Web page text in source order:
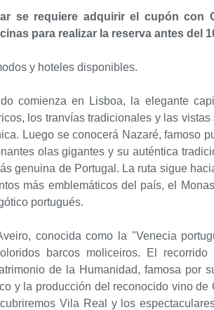
se requiere adquirir el cupón con
para realizar la reserva antes del
y hoteles disponibles.
comienza en Lisboa, la elegante
los tranvías tradicionales y las
Luego se conocerá Nazaré, famoso
olas gigantes y su auténtica
genuina de Portugal. La ruta sigue
más emblemáticos del país, el
portugués.
conocida como la "Venecia
barcos moliceiros. El recorrido
de la Humanidad, famosa por
y la producción del reconocido vino de
Vila Real y los